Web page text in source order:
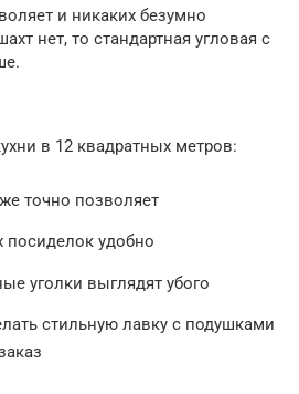
и никаких безумно
нет, то стандартная угловая с
в 12 квадратных метров:
точно позволяет
посиделок удобно
уголки выглядят убого
стильную лавку с подушками